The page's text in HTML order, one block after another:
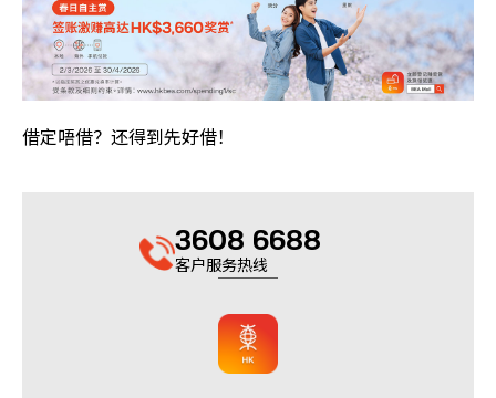
借定唔借？还得到先好借！
3608 6688
客户服务热线